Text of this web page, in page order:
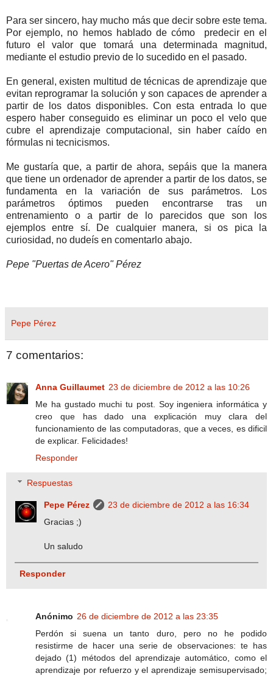
Para ser sincero, hay mucho más que decir sobre este tema.
Por ejemplo, no hemos hablado de cómo predecir en el
futuro el valor que tomará una determinada magnitud,
mediante el estudio previo de lo sucedido en el pasado.
En general, existen multitud de técnicas de aprendizaje que
evitan reprogramar la solución y son capaces de aprender a
partir de los datos disponibles. Con esta entrada lo que
espero haber conseguido es eliminar un poco el velo que
cubre el aprendizaje computacional, sin haber caído en
fórmulas ni tecnicismos.
Me gustaría que, a partir de ahora, sepáis que la manera
que tiene un ordenador de aprender a partir de los datos, se
fundamenta en la variación de sus parámetros. Los
parámetros óptimos pueden encontrarse tras un
entrenamiento o a partir de lo parecidos que son los
ejemplos entre sí. De cualquier manera, si os pica la
curiosidad, no dudeís en comentarlo abajo.
Pepe "Puertas de Acero" Pérez
Pepe Pérez
7 comentarios:
Anna Guillaumet 23 de diciembre de 2012 a las 10:26
Me ha gustado muchi tu post. Soy ingeniera informática y
creo que has dado una explicación muy clara del
funcionamiento de las computadoras, que a veces, es dificil
de explicar. Felicidades!
Responder
Respuestas
Pepe Pérez
23 de diciembre de 2012 a las 16:34
Gracias ;)
Un saludo
Responder
Anónimo 26 de diciembre de 2012 a las 23:35
Perdón si suena un tanto duro, pero no he podido
resistirme de hacer una serie de observaciones: te has
dejado (1) métodos del aprendizaje automático, como el
aprendizaje por refuerzo y el aprendizaje semisupervisado;